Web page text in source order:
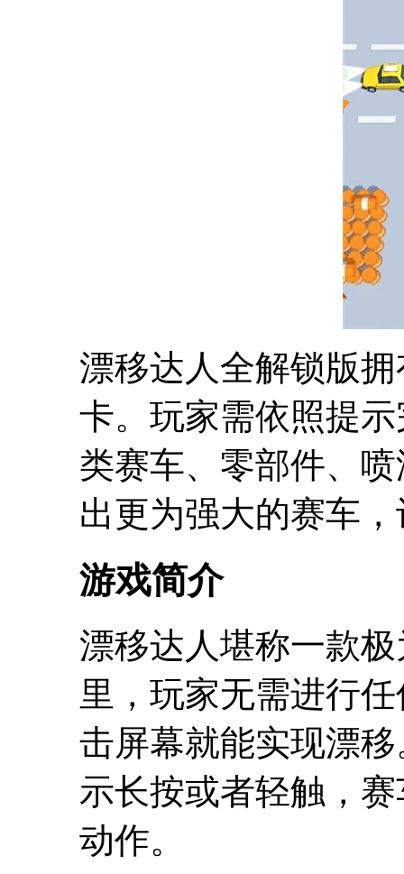
漂移达人全解锁版
卡。玩家需依照提
类赛车、零部件、
出更为强大的赛车
游戏简介
漂移达人堪称一款
里，玩家无需进行
击屏幕就能实现漂
示长按或者轻触，
动作。